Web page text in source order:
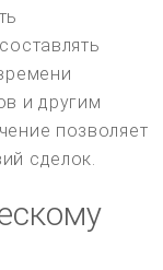
и другим
позволяет
сделок.